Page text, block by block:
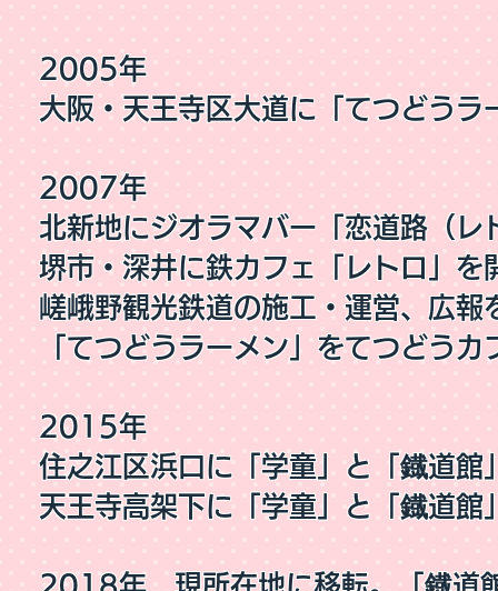
2005年
大阪・天王寺区大道に「てつどうラ
2007年
北新地にジオラマバー「恋道路（レ
堺市・深井に鉄カフェ「レトロ」を
嵯峨野観光鉄道の施工・運営、広報
「てつどうラーメン」をてつどう
2015年
住之江区浜口に「学童」と「鐡道館
天王寺高架下に「学童」と「鐡道館
2018年 現所在地に移転。「鐡道